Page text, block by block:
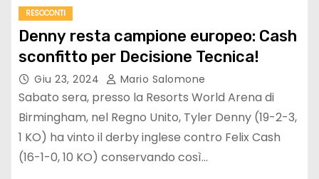
RESOCONTI
Denny resta campione europeo: Cash
sconfitto per Decisione Tecnica!
Giu 23, 2024 Mario Salomone
Sabato sera, presso la Resorts World Arena di
Birmingham, nel Regno Unito, Tyler Denny (19-2-3,
1 KO) ha vinto il derby inglese contro Felix Cash
(16-1-0, 10 KO) conservando così…